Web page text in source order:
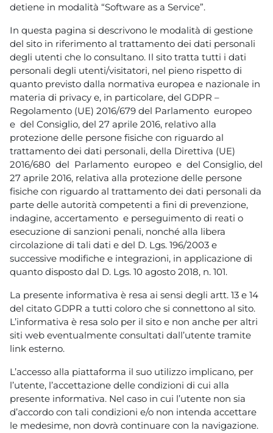
detiene in modalità “Software as a Service”.
In questa pagina si descrivono le modalità di gestione
del sito in riferimento al trattamento dei dati personali
degli utenti che lo consultano. Il sito tratta tutti i dati
personali degli utenti/visitatori, nel pieno rispetto di
quanto previsto dalla normativa europea e nazionale in
materia di privacy e, in particolare, del GDPR –
Regolamento (UE) 2016/679 del Parlamento europeo
e del Consiglio, del 27 aprile 2016, relativo alla
protezione delle persone fisiche con riguardo al
trattamento dei dati personali, della Direttiva (UE)
2016/680 del Parlamento europeo e del Consiglio, del
27 aprile 2016, relativa alla protezione delle persone
fisiche con riguardo al trattamento dei dati personali da
parte delle autorità competenti a fini di prevenzione,
indagine, accertamento e perseguimento di reati o
esecuzione di sanzioni penali, nonché alla libera
circolazione di tali dati e del D. Lgs. 196/2003 e
successive modifiche e integrazioni, in applicazione di
quanto disposto dal D. Lgs. 10 agosto 2018, n. 101.
La presente informativa è resa ai sensi degli artt. 13 e 14
del citato GDPR a tutti coloro che si connettono al sito.
L’informativa è resa solo per il sito e non anche per altri
siti web eventualmente consultati dall’utente tramite
link esterno.
L’accesso alla piattaforma il suo utilizzo implicano, per
l’utente, l’accettazione delle condizioni di cui alla
presente informativa. Nel caso in cui l’utente non sia
d’accordo con tali condizioni e/o non intenda accettare
le medesime, non dovrà continuare con la navigazione.